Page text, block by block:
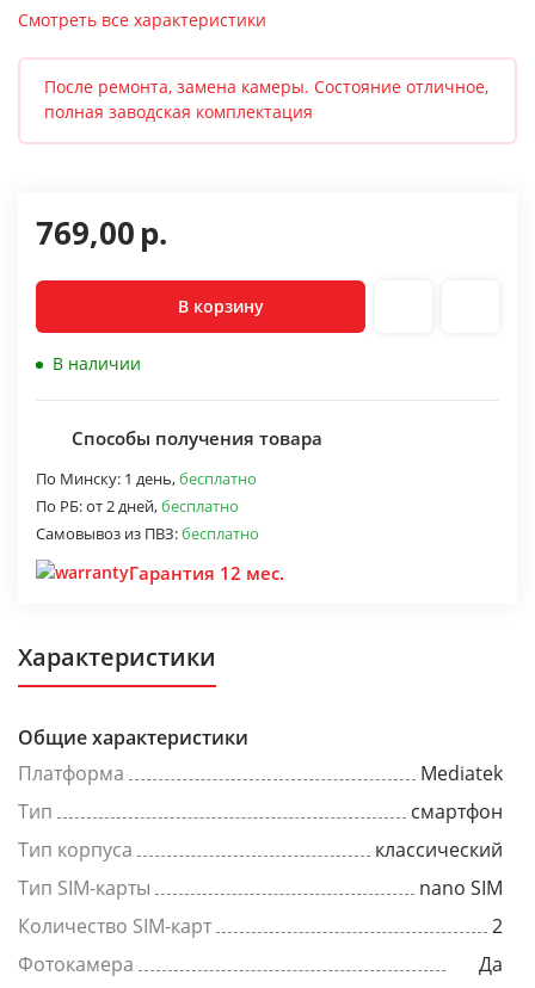
Смотреть все характеристики
После ремонта, замена камеры. Состояние отличное,
полная заводская комплектация
769,00р.
В корзину
В наличии
Способы получения товара
По Минску: 1 день,бесплатно
По РБ:от 2 дней,бесплатно
Самовывоз из ПВЗ:бесплатно
Гарантия 12 мес.
Характеристики
Общие характеристики
Платформа
Mediatek
Тип
смартфон
Тип корпуса
классический
Тип SIM-карты
nano SIM
Количество SIM-карт
2
Фотокамера
Да